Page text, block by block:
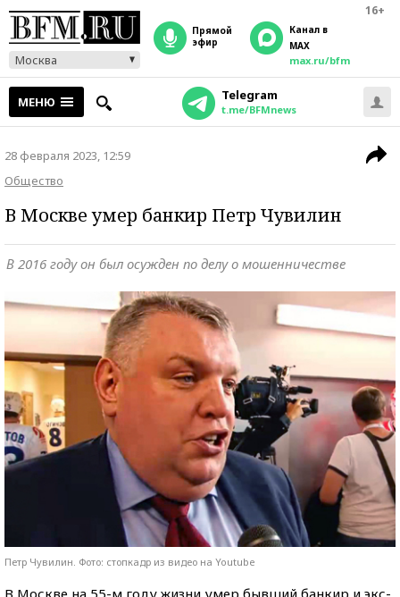
16+
Москва
прямой
эфир
Канал в
MAX
max.ru/bfm
МЕНЮ Telegram
t.me/BFMnews
28 февраля 2023, 12:59
Общество
В Москве умер банкир Петр Чувилин
В 2016 году он был осужден по делу о мошенничестве
Петр Чувилин. Фото: стопкадр из видео на Youtube
В Москве на 55-м году жизни умер бывший банкир и экс-